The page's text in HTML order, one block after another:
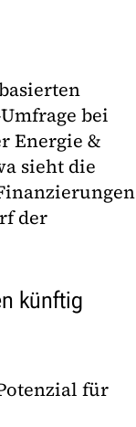
bei
Energie &
sieht die
der
künftig
für